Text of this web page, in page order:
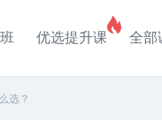
优选提升课 全部
选？